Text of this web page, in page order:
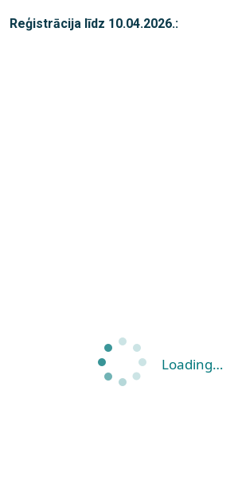
Reģistrācija līdz 10.04.2026.: